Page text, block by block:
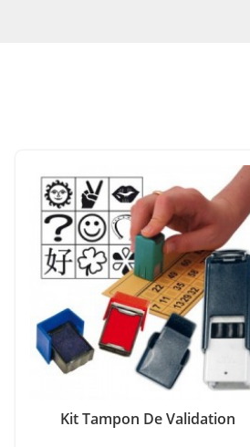
Kit Tampon De Validation